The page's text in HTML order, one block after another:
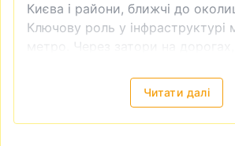
Києва і райони, ближчі до
Ключову роль у інфраструктурі
метро. Через затори на
квартира біля метро завжди
привабливою як в
(наприклад, якщо ви плануєте
Читати далі